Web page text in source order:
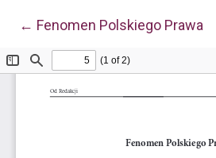
← Wróć do szczegółów artykułu
Fenomen Polskiego Prawa